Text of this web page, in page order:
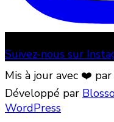
Suivez-nous sur
Mis à jour avec ❤️
Développé par
WordPress